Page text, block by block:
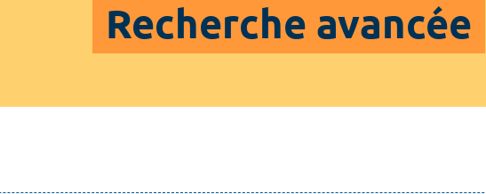
Recherche avancée